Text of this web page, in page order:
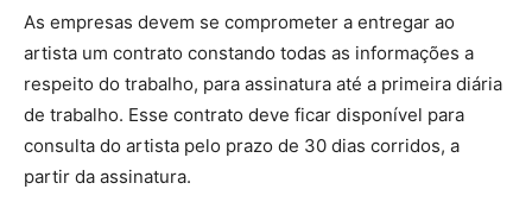
As empresas devem se comprometer a entregar ao
artista um contrato constando todas as informações a
respeito do trabalho, para assinatura até a primeira diária
de trabalho. Esse contrato deve ficar disponível para
consulta do artista pelo prazo de 30 dias corridos, a
partir da assinatura.